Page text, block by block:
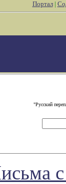
Портал|
"Русский